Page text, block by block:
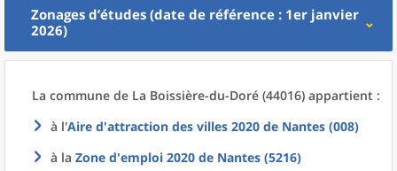
Zonages d’études (date de référence : 1er janvier
2026)
La commune de La Boissière-du-Doré (44016) appartient :
à l'Aire d'attraction des villes 2020 de Nantes (008)
à la Zone d'emploi 2020 de Nantes (5216)